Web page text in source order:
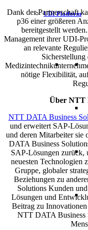
UDI Platform
Dank der Partnerschaft
p36 einer größeren
bereitgestellt
Management ihrer UDI-
an relevante
nötige Flexibilität,
Über NTT
NTT DATA Business
und erweitert SAP-
und deren Mitarbeiter
DATA Business
SAP-Lösungen zurück,
neuesten
Gruppe, globaler
Beziehungen zu
Solutions Kunden
Lösungen und
Beitrag zu
NTT DATA Business